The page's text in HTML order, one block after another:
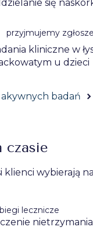
się
przyjmujemy
kliniczne w
u dzieci
badań
czasie
klienci wybierają
lecznicze